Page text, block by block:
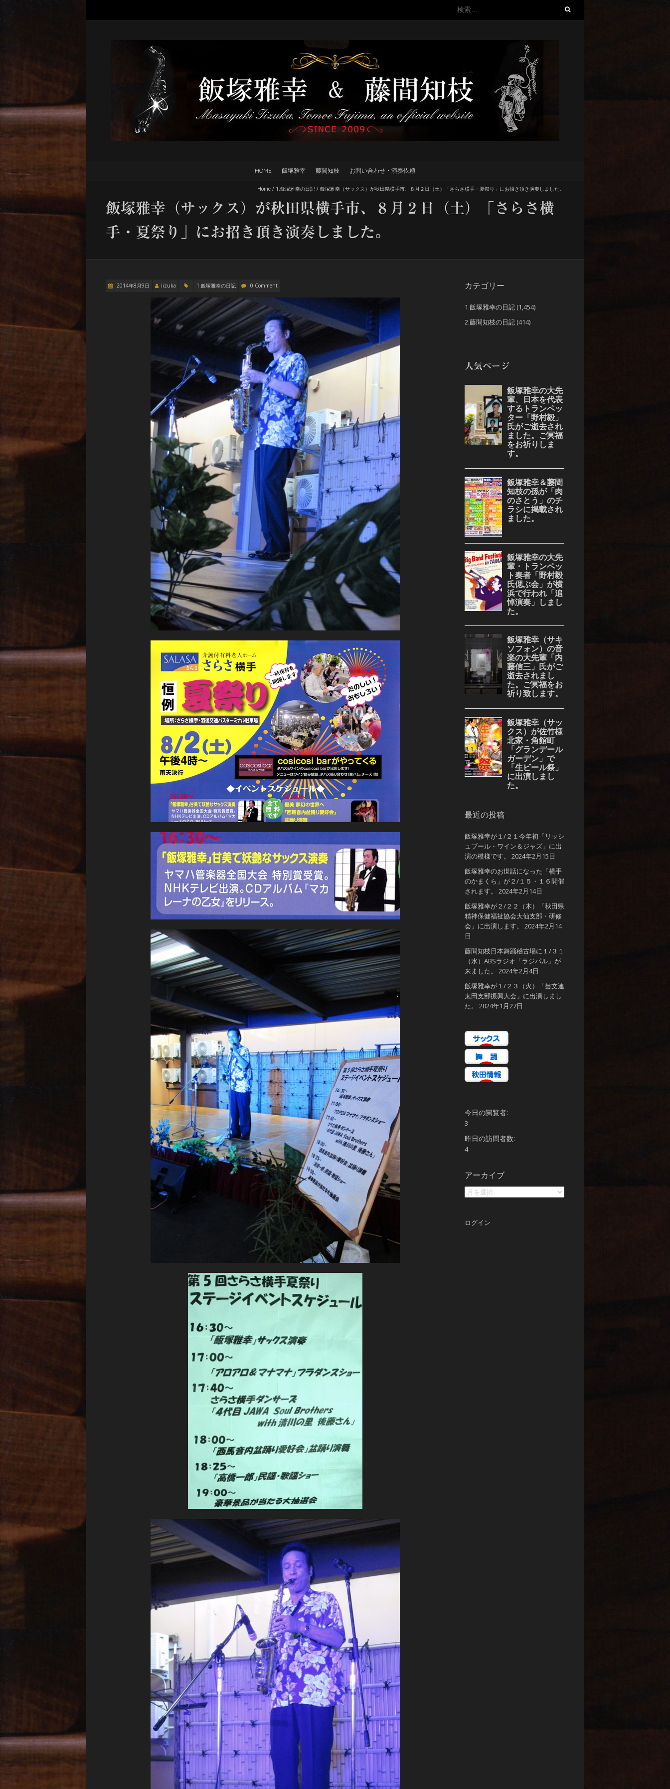
検
HOME 飯塚雅幸 藤間知枝 お問い合わせ・演奏依頼
Home / 1.飯塚雅幸の日記 / 飯塚雅幸（サックス）が秋田県横手市、８月２日（土）「さらさ横手・夏祭り」にお招き頂き演奏しました。
飯塚雅幸（サックス）が秋田県横手市、８月２日（土）「さらさ横
手・夏祭り」にお招き頂き演奏しました。
2014年8月9日 iizuka 1.飯塚雅幸の日記 0 Comment カテゴリー
1.飯塚雅幸の日記 (1,454)
2.藤間知枝の日記 (414)
人気ページ
最近の投稿
飯塚雅幸が１/２１今年初「リッシ
ュブール・ワイン＆ジャズ」に出
演の模様です。
2024年2月15日
飯塚雅幸のお世話になった「横手
のかまくら」が２/１５・１６開催
されます。
2024年2月14日
飯塚雅幸が２/２２（木）「秋田県
精神保健福祉協会大仙支部・研修
会」に出演します。
2024年2月14
日
藤間知枝日本舞踊稽古場に１/３１
（水）ABSラジオ「ラジパル」が
来ました。
2024年2月4日
飯塚雅幸が１/２３（火）「芸文連
太田支部振興大会」に出演しまし
た。
2024年1月27日
今日の閲覧者:
3
昨日の訪問者数:
4
アーカイブ
ア
ー
カ
ログイン